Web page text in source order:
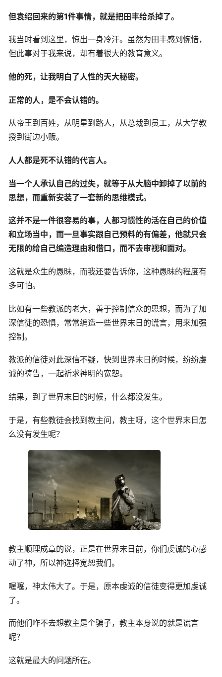
但袁绍回来的第1件事情，就是把田丰给杀掉了。
我当时看到这里，惊出一身冷汗。虽然为田丰感到惋惜，
但此事对于我来说，却有着很大的教育意义。
他的死，让我明白了人性的天大秘密。
正常的人，是不会认错的。
从帝王到百姓，从明星到路人，从总裁到员工，从大学教
授到街边小贩。
人人都是死不认错的代言人。
当一个人承认自己的过失，就等于从大脑中卸掉了以前的
思想，而重新安装了一套新的思维模式。
这并不是一件很容易的事，人都习惯性的活在自己的价值
和立场当中，而一旦事实跟自己预料的有偏差，他就只会
无限的给自己编造理由和借口，而不去审视和面对。
这就是众生的愚昧，而我还要告诉你，这种愚昧的程度有
多可怕。
比如有一些教派的老大，善于控制信众的思想，而为了加
深信徒的恐惧，常常编造一些世界末日的谎言，用来加强
控制。
教派的信徒对此深信不疑，快到世界末日的时候，纷纷虔
诚的祷告，一起祈求神明的宽恕。
结果，到了世界末日的时候，什么都没发生。
于是，有些教徒会找到教主问，教主呀，这个世界末日怎
么没有发生呢？
教主顺理成章的说，正是在世界末日前，你们虔诚的心感
动了神，所以神选择宽恕我们。
喔噻，神太伟大了。于是，原本虔诚的信徒变得更加虔诚
了。
而他们咋不去想教主是个骗子，教主本身说的就是谎言
呢？
这就是最大的问题所在。